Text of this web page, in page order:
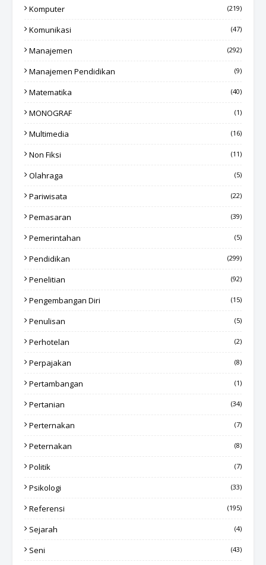
Komputer (219)
Komunikasi (47)
Manajemen (292)
Manajemen Pendidikan (9)
Matematika (40)
MONOGRAF (1)
Multimedia (16)
Non Fiksi (11)
Olahraga (5)
Pariwisata (22)
Pemasaran (39)
Pemerintahan (5)
Pendidikan (299)
Penelitian (92)
Pengembangan Diri (15)
Penulisan (5)
Perhotelan (2)
Perpajakan (8)
Pertambangan (1)
Pertanian (34)
Perternakan (7)
Peternakan (8)
Politik (7)
Psikologi (33)
Referensi (195)
Sejarah (4)
Seni (43)